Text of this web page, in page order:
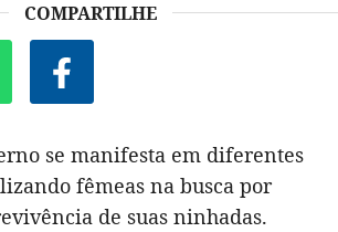
COMPARTILHE
se manifesta em diferentes
fêmeas na busca por
de suas ninhadas.